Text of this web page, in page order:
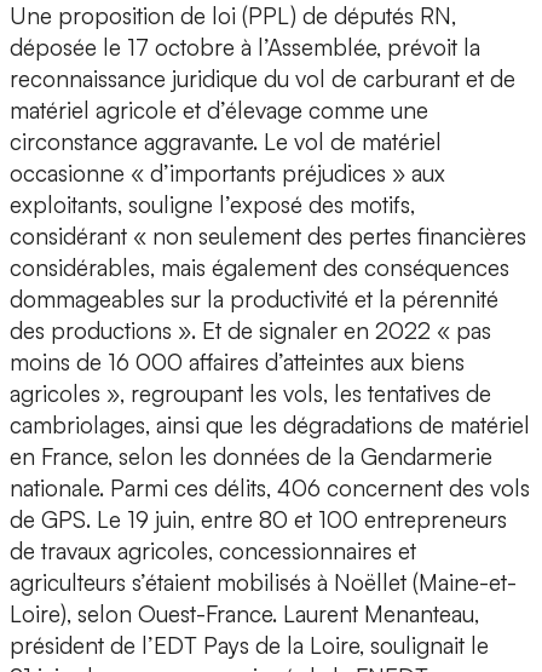
Une proposition de loi (PPL) de députés RN,
déposée le 17 octobre à l’Assemblée, prévoit la
reconnaissance juridique du vol de carburant et de
matériel agricole et d’élevage comme une
circonstance aggravante. Le vol de matériel
occasionne « d’importants préjudices » aux
exploitants, souligne l’exposé des motifs,
considérant « non seulement des pertes financières
considérables, mais également des conséquences
dommageables sur la productivité et la pérennité
des productions ». Et de signaler en 2022 « pas
moins de 16 000 affaires d’atteintes aux biens
agricoles », regroupant les vols, les tentatives de
cambriolages, ainsi que les dégradations de matériel
en France, selon les données de la Gendarmerie
nationale. Parmi ces délits, 406 concernent des vols
de GPS. Le 19 juin, entre 80 et 100 entrepreneurs
de travaux agricoles, concessionnaires et
agriculteurs s’étaient mobilisés à Noëllet (Maine-et-
Loire), selon Ouest-France. Laurent Menanteau,
président de l’EDT Pays de la Loire, soulignait le